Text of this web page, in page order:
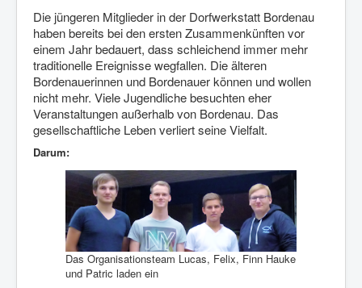
Die jüngeren Mitglieder in der Dorfwerkstatt Bordenau
haben bereits bei den ersten Zusammenkünften vor
einem Jahr bedauert, dass schleichend immer mehr
traditionelle Ereignisse wegfallen. Die älteren
Bordenauerinnen und Bordenauer können und wollen
nicht mehr. Viele Jugendliche besuchten eher
Veranstaltungen außerhalb von Bordenau. Das
gesellschaftliche Leben verliert seine Vielfalt.
Darum:
Das Organisationsteam Lucas, Felix, Finn Hauke
und Patric laden ein